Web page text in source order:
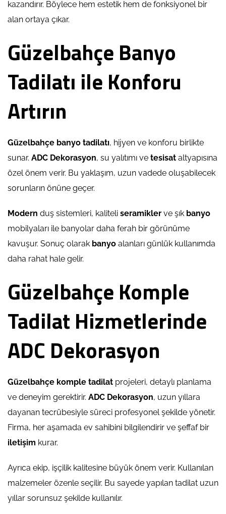
kazandırır. Böylece hem estetik hem de fonksiyonel bir
alan ortaya çıkar.
Güzelbahçe Banyo
Tadilatı ile Konforu
Artırın
Güzelbahçe banyo tadilatı, hijyen ve konforu birlikte
sunar. ADC Dekorasyon, su yalıtımı ve tesisat altyapısına
özel önem verir. Bu yaklaşım, uzun vadede oluşabilecek
sorunların önüne geçer.
Modern duş sistemleri, kaliteli seramikler ve şık banyo
mobilyaları ile banyolar daha ferah bir görünüme
kavuşur. Sonuç olarak banyo alanları günlük kullanımda
daha rahat hale gelir.
Güzelbahçe Komple
Tadilat Hizmetlerinde
ADC Dekorasyon
Güzelbahçe komple tadilat projeleri, detaylı planlama
ve deneyim gerektirir. ADC Dekorasyon, uzun yıllara
dayanan tecrübesiyle süreci profesyonel şekilde yönetir.
Firma, her aşamada ev sahibini bilgilendirir ve şeffaf bir
iletişim kurar.
Ayrıca ekip, işçilik kalitesine büyük önem verir. Kullanılan
malzemeler özenle seçilir. Bu sayede yapılan tadilat uzun
yıllar sorunsuz şekilde kullanılır.